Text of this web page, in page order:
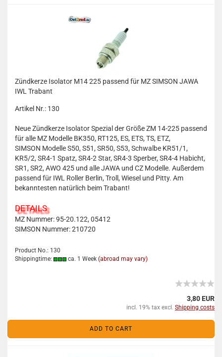
Zündkerze Isolator M14 225 passend für MZ SIMSON JAWA
IWL Trabant
Artikel Nr.: 130
Neue Zündkerze Isolator Spezial der Größe ZM 14-225 passend
für alle MZ Modelle BK350, RT125, ES, ETS, TS, ETZ,
SIMSON Modelle S50, S51, SR50, S53, Schwalbe KR51/1,
KR5/2, SR4-1 Spatz, SR4-2 Star, SR4-3 Sperber, SR4-4 Habicht,
SR1, SR2, AWO 425 und alle JAWA und CZ Modelle. Außerdem
passend für IWL Roller Berlin, Troll, Wiesel und Pitty. Am
bekanntesten natürlich beim Trabant!
DETAILS
MZ Nummer: 95-20.122, 05412
SIMSON Nummer: 210720
Product No.: 130
Shippingtime:
ca. 1 Week (abroad may vary)
3,80 EUR
incl. 19% tax excl. Shipping costs
ADD TO CART